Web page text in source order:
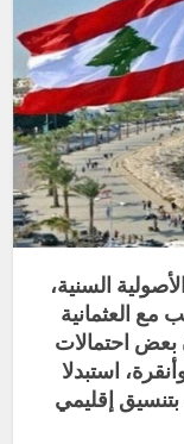
السنية،
العثمانية
بعض احتمالات
استبدلا
إقليمي